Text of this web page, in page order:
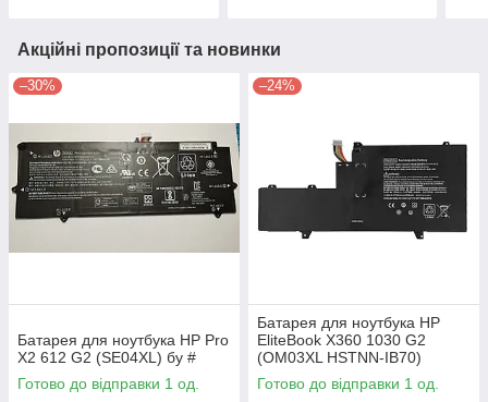
Акційні пропозиції та новинки
–30%
Батарея для ноутбука HP Pro
X2 612 G2 (SE04XL) бу #
Готово до відправки 1 од.
–24%
Батарея для ноутбука HP
EliteBook X360 1030 G2
(OM03XL HSTNN-IB70)
11.55V 57Wh 4935mAh
Тип2!!!
Готово до відправки 1 од.